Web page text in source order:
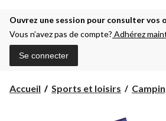
Ouvrez une session pour consulter vos
Vous n’avez pas de compte? Adhérez
Se connecter
Accueil Sports et loisirs